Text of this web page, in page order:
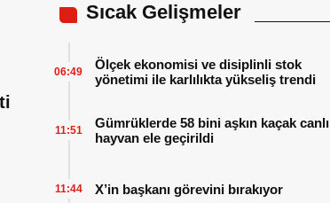
Sıcak Gelişmeler
Ölçek ekonomisi ve disiplinli stok
yönetimi ile karlılıkta yükseliş trendi
06:49
Gümrüklerde 58 bini aşkın kaçak canlı
hayvan ele geçirildi
11:51
X’in başkanı görevini bırakıyor
11:44